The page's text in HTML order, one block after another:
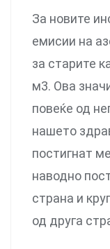
За новите
емисии на
за старите
м3. Ова
повеќе од
нашето
постигнат
наводно
страна и
од друга